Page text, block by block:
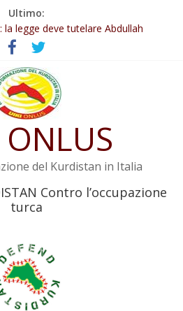
Ultimo:
legge deve tutelare Abdullah
Şengal è di nuovo sotto minaccia
di Rêber Apo ostacolerebbe
contro i crimini di guerra
deve essere trasformata in
del Kurdistan in Italia
Contro l’occupazione
turca